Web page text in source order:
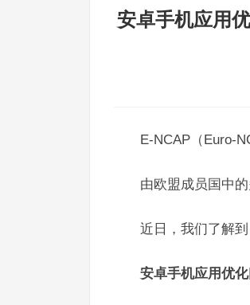
安卓手机应用
E-NCAP（Euro-
由欧盟成员国中
近日，我们了解
安卓手机应用优化